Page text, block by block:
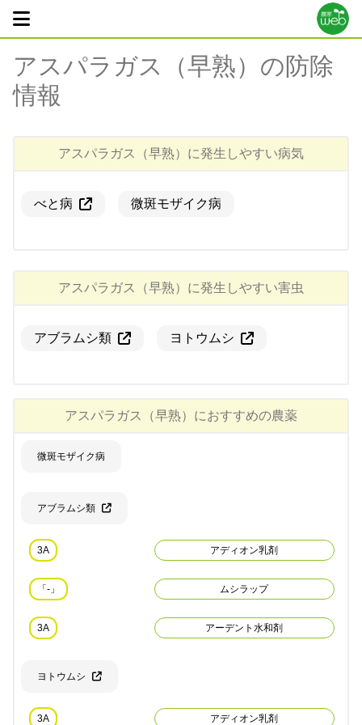
アスパラガス（早熟） の防除
情報
アスパラガス（早熟） に発生しやすい病気
べと病 微斑モザイク病
アスパラガス（早熟） に発生しやすい害虫
アブラムシ類 ヨトウムシ
アスパラガス（早熟） におすすめの農薬
微斑モザイク病
アブラムシ類
3A アディオン乳剤
「-」 ムシラップ
3A アーデント水和剤
ヨトウムシ
3A アディオン乳剤